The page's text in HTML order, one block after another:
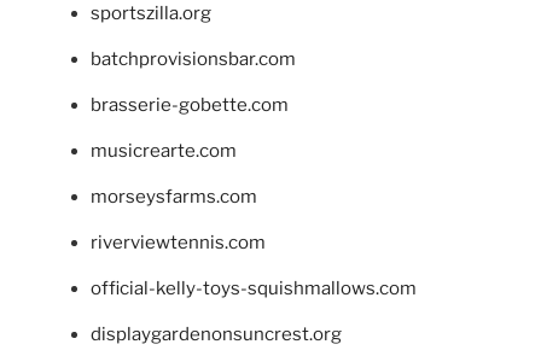
sportszilla.org
batchprovisionsbar.com
brasserie-gobette.com
musicrearte.com
morseysfarms.com
riverviewtennis.com
official-kelly-toys-squishmallows.com
displaygardenonsuncrest.org